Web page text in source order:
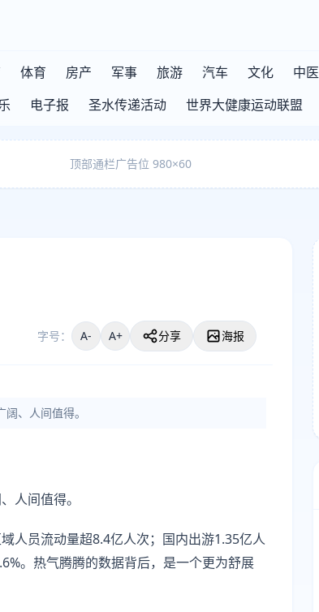
体育 房产 军事 旅游 汽车 文化 中医
电子报 圣水传递活动 世界大健康运动联盟
顶部通栏广告位 980×60
字号： A- A+ 分享 海报
、人间值得。
人间值得。
人员流动量超8.4亿人次；国内出游1.35亿人
。热气腾腾的数据背后，是一个更为舒展